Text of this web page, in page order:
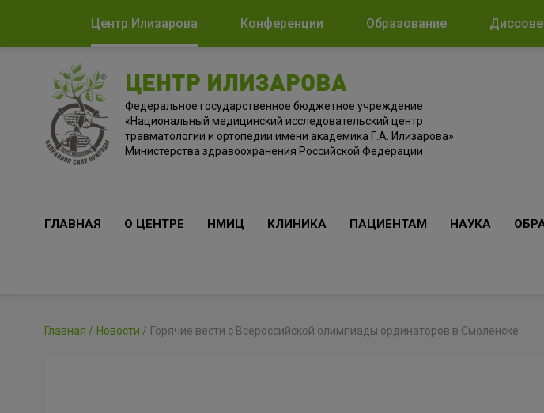
Центр Илизарова Конференции Образование
ЦЕНТР ИЛИЗАРОВА
Федеральное государственное бюджетное учреждение
«Национальный медицинский исследовательский центр
травматологии и ортопедии имени академика Г.А. Илизарова»
Министерства здравоохранения Российской Федерации
ГЛАВНАЯ О ЦЕНТРЕ НМИЦ КЛИНИКА ПАЦИЕНТАМ НАУКА
Главная Новости Горячие вести с Всероссийской олимпиады ординаторов в Смоленске